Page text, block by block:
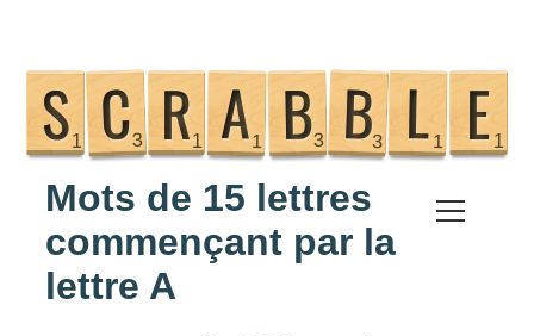
Scrabble
Anagramme
Mots de 15 lettres
commençant par la
lettre A